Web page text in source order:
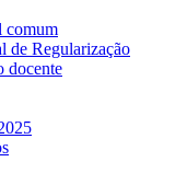
comum
de Regularização
docente